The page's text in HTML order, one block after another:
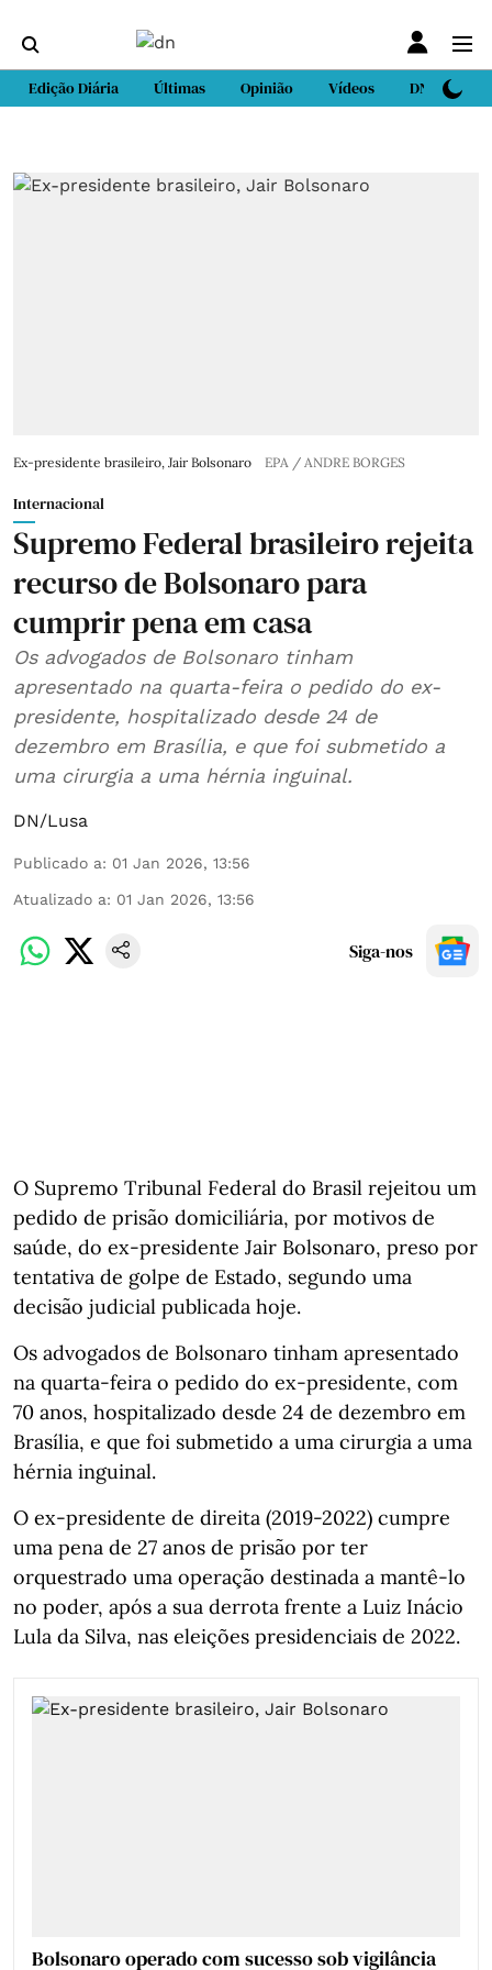
Edição Diária Últimas Opinião Vídeos DN Sport
Ex-presidente brasileiro, Jair Bolsonaro EPA / ANDRE BORGES
Internacional
Supremo Federal brasileiro rejeita
recurso de Bolsonaro para
cumprir pena em casa
Os advogados de Bolsonaro tinham
apresentado na quarta-feira o pedido do ex-
presidente, hospitalizado desde 24 de
dezembro em Brasília, e que foi submetido a
uma cirurgia a uma hérnia inguinal.
DN/Lusa
Publicado a: 01 Jan 2026, 13:56
Atualizado a: 01 Jan 2026, 13:56
Siga-nos
O Supremo Tribunal Federal do Brasil rejeitou um
pedido de prisão domiciliária, por motivos de
saúde, do ex-presidente Jair Bolsonaro, preso por
tentativa de golpe de Estado, segundo uma
decisão judicial publicada hoje.
Os advogados de Bolsonaro tinham apresentado
na quarta-feira o pedido do ex-presidente, com
70 anos, hospitalizado desde 24 de dezembro em
Brasília, e que foi submetido a uma cirurgia a uma
hérnia inguinal.
O ex-presidente de direita (2019-2022) cumpre
uma pena de 27 anos de prisão por ter
orquestrado uma operação destinada a mantê-lo
no poder, após a sua derrota frente a Luiz Inácio
Lula da Silva, nas eleições presidenciais de 2022.
Bolsonaro operado com sucesso sob vigilância